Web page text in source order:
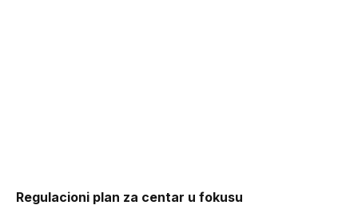
Regulacioni plan za centar u fokusu